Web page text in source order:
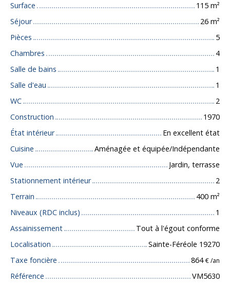
Surface
115 m²
Séjour
26 m²
Pièces
5
Chambres
4
Salle de bains
1
Salle d'eau
1
WC
2
Construction
1970
État intérieur
En excellent état
Cuisine
Aménagée et équipée/Indépendante
Vue
Jardin, terrasse
Stationnement intérieur
2
Terrain
400 m²
Niveaux (RDC inclus)
1
Assainissement
Tout à l'égout conforme
Localisation
Sainte-Féréole 19270
Taxe foncière
864€ /an
Référence VM5630